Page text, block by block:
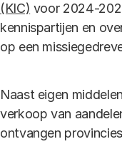
(KIC) voor 2024-
kennispartijen en
op een
Naast eigen
verkoop van
ontvangen